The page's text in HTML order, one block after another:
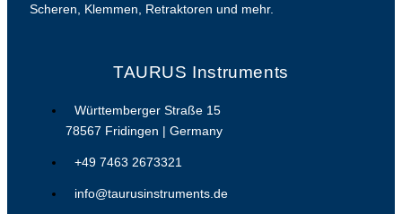
Scheren, Klemmen, Retraktoren und mehr.
TAURUS Instruments
Württemberger Straße 15
78567 Fridingen | Germany
+49 7463 2673321
info@taurusinstruments.de